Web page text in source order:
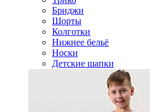
Бриджи
Шорты
Колготки
Нижнее бельё
Носки
Детские шапки